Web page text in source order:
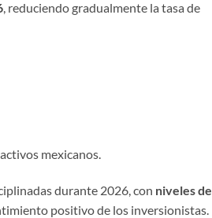
, reduciendo gradualmente la tasa de
mexicanos.
durante 2026, con niveles de
positivo de los inversionistas.